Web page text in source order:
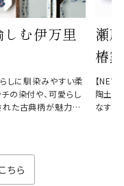
しむ伊万里
らしに馴染みやすい柔
の染付や、可愛らし
れた古典柄が魅力の
瀬
椿窯
【
陶土と
なす、
ちら